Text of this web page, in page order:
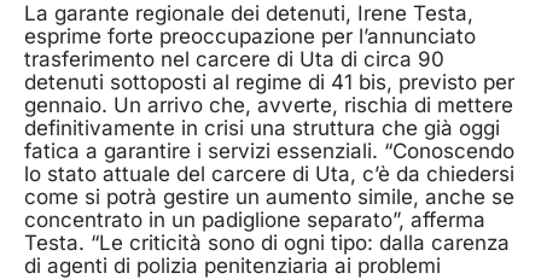
La garante regionale dei detenuti, Irene Testa,
esprime forte preoccupazione per l’annunciato
trasferimento nel carcere di Uta di circa 90
detenuti sottoposti al regime di 41 bis, previsto per
gennaio. Un arrivo che, avverte, rischia di mettere
definitivamente in crisi una struttura che già oggi
fatica a garantire i servizi essenziali. “Conoscendo
lo stato attuale del carcere di Uta, c’è da chiedersi
come si potrà gestire un aumento simile, anche se
concentrato in un padiglione separato”, afferma
Testa. “Le criticità sono di ogni tipo: dalla carenza
di agenti di polizia penitenziaria ai problemi